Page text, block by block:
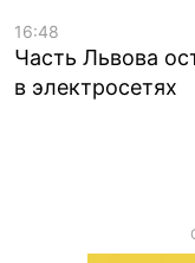
16:48
Часть Львова
в электросетях